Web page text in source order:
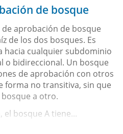
de bosque
aprobación de bosque
de los dos bosques. Es
hacia cualquier subdominio
o bidireccional. Un bosque
de aprobación con otros
forma no transitiva, sin que
a otro.
el bosque A tiene...